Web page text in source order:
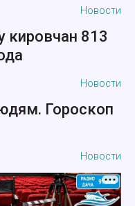
Новости
кировчан 813
Новости
Гороскоп
Новости